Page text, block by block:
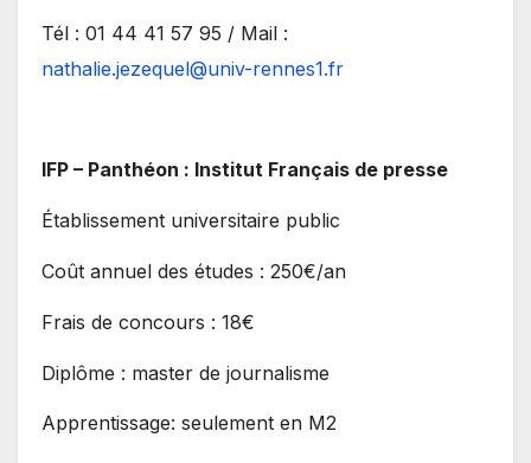
Tél : 01 44 41 57 95 / Mail :
nathalie.jezequel@univ-rennes1.fr
IFP – Panthéon : Institut Français de presse
Établissement universitaire public
Coût annuel des études : 250€/an
Frais de concours : 18€
Diplôme : master de journalisme
Apprentissage: seulement en M2